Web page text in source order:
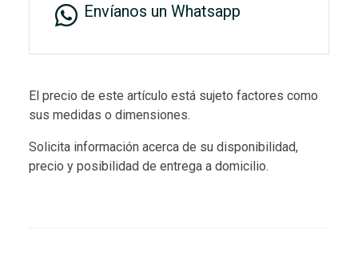
Envíanos un Whatsapp
El precio de este artículo está sujeto factores como
sus medidas o dimensiones.
Solicita información acerca de su disponibilidad,
precio y posibilidad de entrega a domicilio.